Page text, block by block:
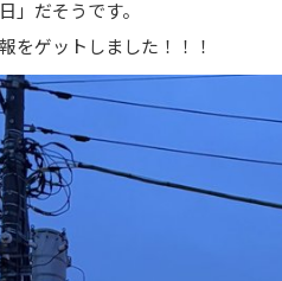
」だそうです。
をゲットしました！！！